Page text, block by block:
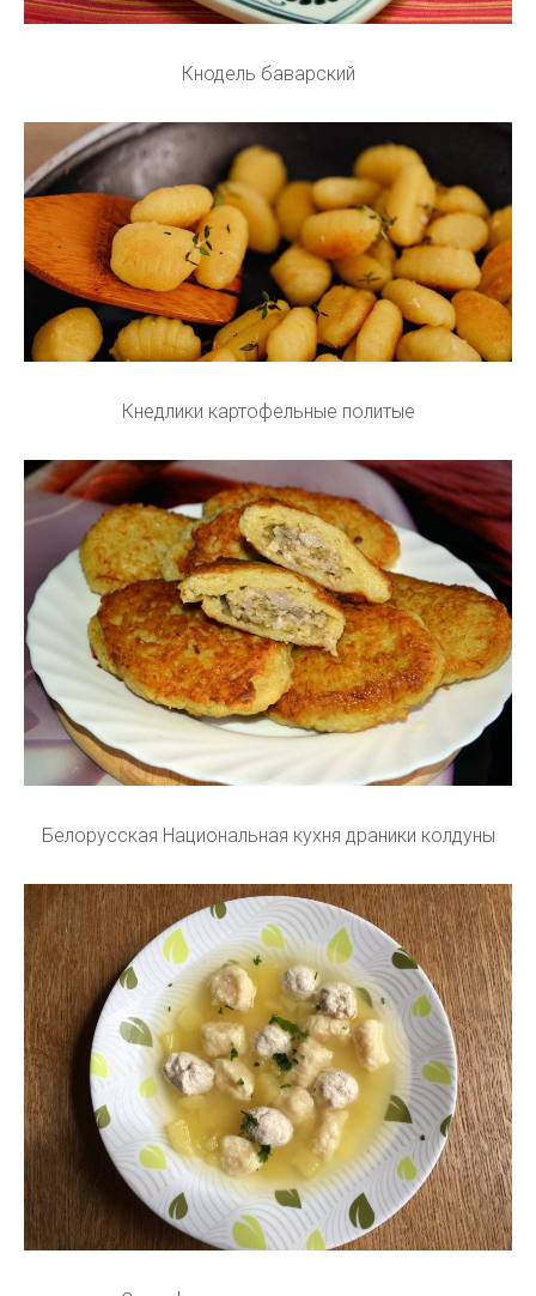
Кнодель баварский
Кнедлики картофельные политые
Белорусская Национальная кухня драники колдуны